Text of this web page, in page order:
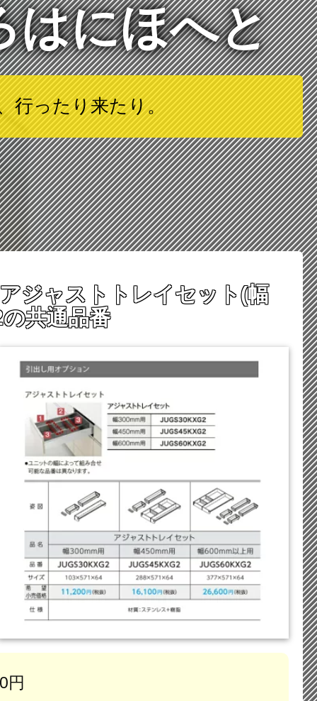
はにほへと
行ったり来たり。
ャストトレイセット(幅
共通品番
円